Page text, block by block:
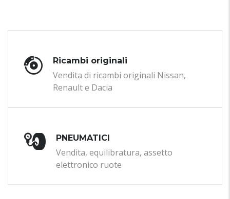
Ricambi originali
Vendita di ricambi originali Nissan,
Renault e Dacia
PNEUMATICI
Vendita, equilibratura, assetto
elettronico ruote